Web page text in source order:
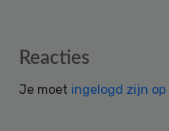
Reader
Reacties
Je moet ingelogd zijn op